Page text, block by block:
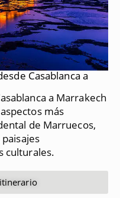
Casablanca a
a Marrakech
más
de Marruecos,
culturales.